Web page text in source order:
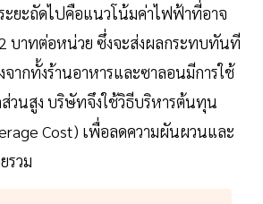
ะยะถัดไปคือแนวโน้มค่าไฟฟ้าที่อาจ
บาทต่อหน่วย ซึ่งจะส่งผลกระทบทันที
ากทั้งร้านอาหารและซาลอนมีการใช้
วนสูง บริษัทจึงใช้วิธีบริหารต้นทุน
Cost) เพื่อลดความผันผวนและ
รวม